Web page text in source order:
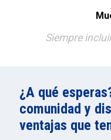
Siempre
¿A qué
comunidad y
ventajas que